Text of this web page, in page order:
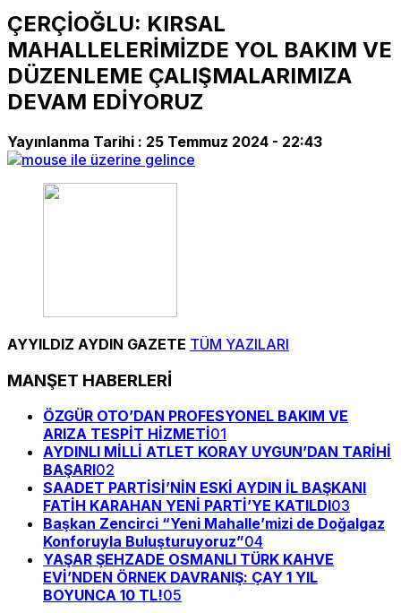
ÇERÇİOĞLU: KIRSAL
MAHALLELERİMİZDE YOL BAKIM VE
DÜZENLEME ÇALIŞMALARIMIZA
DEVAM EDİYORUZ
Yayınlanma Tarihi : 25 Temmuz 2024 - 22:43
AYYILDIZ AYDIN GAZETE TÜM YAZILARI
MANŞET HABERLERİ
ÖZGÜR OTO’DAN PROFESYONEL BAKIM VE
ARIZA TESPİT HİZMETİ01
AYDINLI MİLLİ ATLET KORAY UYGUN’DAN TARİHİ
BAŞARI02
SAADET PARTİSİ’NİN ESKİ AYDIN İL BAŞKANI
FATİH KARAHAN YENİ PARTİ’YE KATILDI03
Başkan Zencirci “Yeni Mahalle’mizi de Doğalgaz
Konforuyla Buluşturuyoruz”04
YAŞAR ŞEHZADE OSMANLI TÜRK KAHVE
EVİ’NDEN ÖRNEK DAVRANIŞ: ÇAY 1 YIL
BOYUNCA 10 TL!05